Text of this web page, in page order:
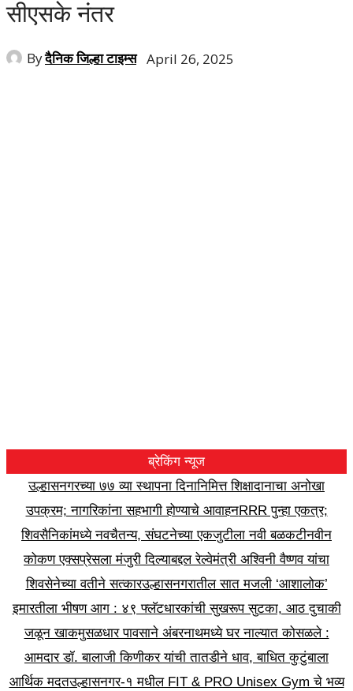
सीएसके नंतर
Byदैनिक जिल्हा टाइम्स April 26, 2025
ब्रेकिंग न्यूज
उल्हासनगरच्या ७७ व्या स्थापना दिनानिमित्त शिक्षादानाचा अनोखा
उपक्रम; नागरिकांना सहभागी होण्याचे आवाहनRRR पुन्हा एकत्र;
शिवसैनिकांमध्ये नवचैतन्य, संघटनेच्या एकजुटीला नवी बळकटीनवीन
कोकण एक्सप्रेसला मंजुरी दिल्याबद्दल रेल्वेमंत्री अश्विनी वैष्णव यांचा
शिवसेनेच्या वतीने सत्कारउल्हासनगरातील सात मजली ‘आशालोक’
इमारतीला भीषण आग : ४९ फ्लॅटधारकांची सुखरूप सुटका, आठ दुचाकी
जळून खाकमुसळधार पावसाने अंबरनाथमध्ये घर नाल्यात कोसळले :
आमदार डॉ. बालाजी किणीकर यांची तातडीने धाव, बाधित कुटुंबाला
आर्थिक मदतउल्हासनगर-१ मधील FIT & PRO Unisex Gym चे भव्य